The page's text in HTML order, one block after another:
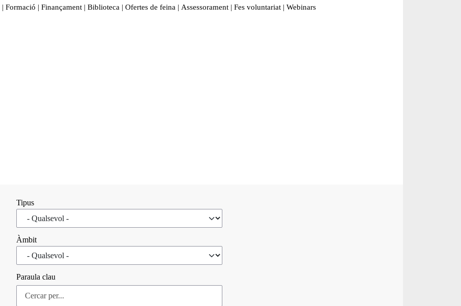
| Formació | Finançament | Biblioteca | Ofertes de feina | Assessorament | Fes voluntariat | Webinars
Tipus
Àmbit
Paraula clau